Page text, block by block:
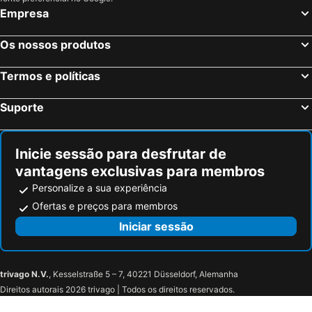
Almonte Hotéis na praia
Camas Hotéis na praia
Mairena del Aljarafe Hotéis na praia
Vejer da Frontera Hotéis na praia
Grazalema Hotéis na praia
Arcos da Frontera Hotéis na praia
Empresa
Os nossos produtos
Termos e políticas
Suporte
Inicie sessão para desfrutar de
vantagens exclusivas para membros
Personalize a sua experiência
Ofertas e preços para membros
Iniciar sessão
trivago N.V., Kesselstraße 5 – 7, 40221 Düsseldorf, Alemanha
Direitos autorais 2026 trivago | Todos os direitos reservados.